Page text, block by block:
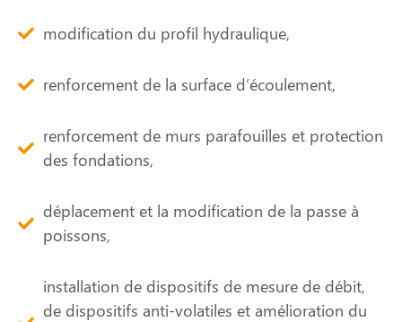
modification du profil hydraulique,
renforcement de la surface d’écoulement,
renforcement de murs parafouilles et protection
des fondations,
déplacement et la modification de la passe à
poissons,
installation de dispositifs de mesure de débit,
de dispositifs anti-volatiles et amélioration du